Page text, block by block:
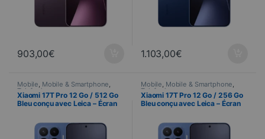
903,00€ 1.103,00€
Mobile, Mobile & Smartphone,
Telefonia
Xiaomi 17T Pro 12 Go / 512 Go
Bleu conçu avec Leica – Écran
Mobile, Mobile & Smartphone,
Telefonia
Xiaomi 17T Pro 12 Go / 256 Go
Bleu conçu avec Leica – Écran